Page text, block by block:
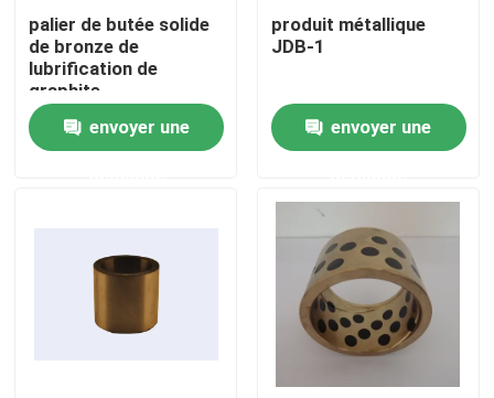
Maison
Produits
Au sujet de nous
Contrôle de qualité
palier de butée solide
de bronze de
lubrification de
graphite
envoyer une
produit métallique
JDB-1
envoyer une